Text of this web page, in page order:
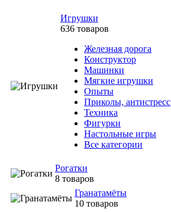
Игрушки
636 товаров
Железная дорога
Конструктор
Машинки
Мягкие игрушки
Опыты
Приколы, антистресс
Техника
Фигурки
Настольные игры
Все категории
Рогатки
8 товаров
Гранатамёты
10 товаров